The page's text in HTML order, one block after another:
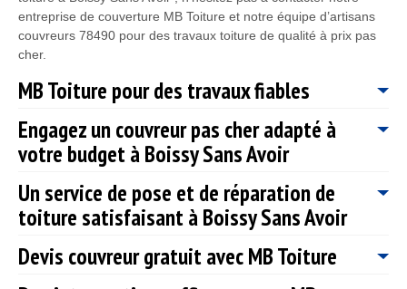
entreprise de couverture MB Toiture et notre équipe d’artisans
couvreurs 78490 pour des travaux toiture de qualité à prix pas
cher.
MB Toiture pour des travaux fiables
Notre entreprise de couverture MB Toiture a les connaissances
nécessaires pour s’occuper de tous les travaux qui doivent être
effectuées sur votre toiture, et cela tout en respectant les règles
en vigueur et les normes de sécurité. Peu importe les saisons,
sachez que, vous pouvez solliciter les savoir-faire de notre
entreprise de couverture MB Toiture à tout moment. Sachez
couvreurs 78490 qui ont les qualifications nécessaires pour
Engagez un couvreur pas cher adapté à
votre budget à Boissy Sans Avoir
Un toit bien isolé, étanche et fiable est une assurance d’une
bonne protection contre les aléas climatiques. Les travaux de
toiture exigent de gros budgets et il n’est pas toujours facile
d’accéder à ces services. Soucieu de votre bien être et de
l’importance du toit dans votre protection, MB Toiture offre ses
Un service de pose et de réparation de
toiture satisfaisant à Boissy Sans Avoir
MB Toiture, une entreprise de couverture réputé est active
Devis couvreur gratuit avec MB Toiture